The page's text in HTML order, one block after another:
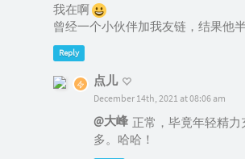
我在啊
曾经一个小伙伴加我友链，结果他
Reply
点儿
December 14th, 2021 at 08:06 am
@大峰 正常，毕竟年轻精
多。哈哈！